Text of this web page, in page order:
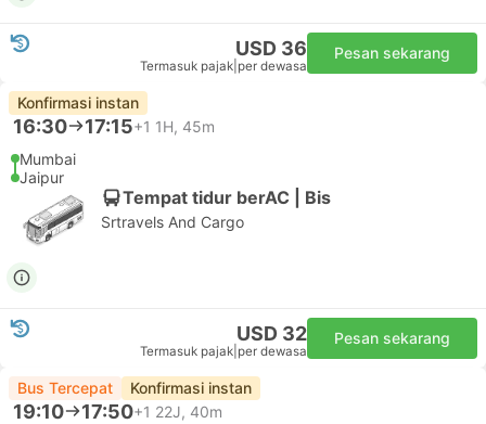
USD 36
Termasuk pajak per dewasa
Pesan sekarang
Konfirmasi instan
16:30 17:15+1 1H, 45m
Mumbai
Jaipur
Tempat tidur berAC | Bis
Srtravels And Cargo
USD 32
Termasuk pajak per dewasa
Pesan sekarang
Bus Tercepat Konfirmasi instan
19:10 17:50+1 22J, 40m